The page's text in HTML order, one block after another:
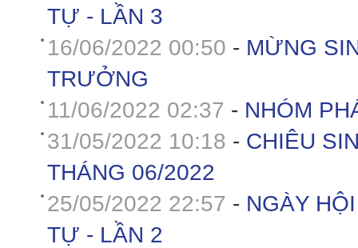
TỰ - LẦN 3
16/06/2022 00:50 - MỪNG
TRƯỞNG
11/06/2022 02:37 - NHÓM
31/05/2022 10:18 - CHIÊU
THÁNG 06/2022
25/05/2022 22:57 - NGÀY
TỰ - LẦN 2